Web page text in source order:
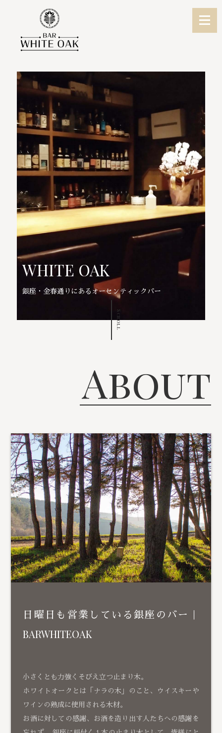
WHITE OAK
銀座・金春通りにあるオーセンティックバー
Scroll
About
日曜日も営業している銀座のバー｜
BARWHITEOAK
小さくとも力強くそびえ立つ止まり木。
ホワイトオークとは「ナラの木」のこと、ウイスキーや
ワインの熟成に使用される木材。
お酒に対しての感謝、お酒を造り出す人たちへの感謝を